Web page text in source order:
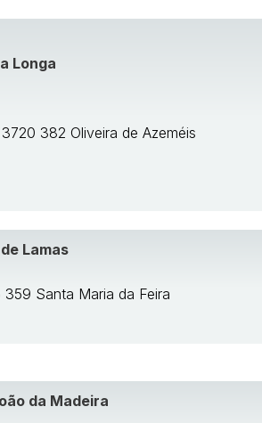
Longa
382 Oliveira de Azeméis
Lamas
Santa Maria da Feira
da Madeira